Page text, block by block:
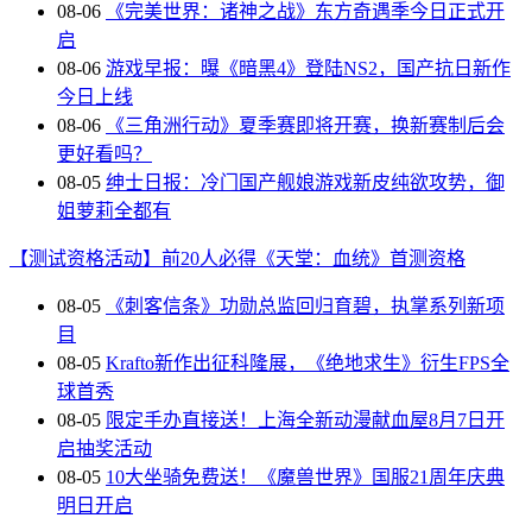
08-06
《完美世界：诸神之战》东方奇遇季今日正式开
启
08-06 游戏早报：曝《暗黑4》登陆NS2，国产抗日新作
今日上线
08-06
《三角洲行动》夏季赛即将开赛，换新赛制后会
更好看吗？
08-05 绅士日报：冷门国产舰娘游戏新皮纯欲攻势，御
姐萝莉全都有
【测试资格活动】前20人必得《天堂：血统》首测资格
08-05
《刺客信条》功勋总监回归育碧，执掌系列新项
目
08-05 Krafto新作出征科隆展，《绝地求生》衍生FPS全
球首秀
08-05 限定手办直接送！上海全新动漫献血屋8月7日开
启抽奖活动
08-05 10大坐骑免费送！《魔兽世界》国服21周年庆典
明日开启